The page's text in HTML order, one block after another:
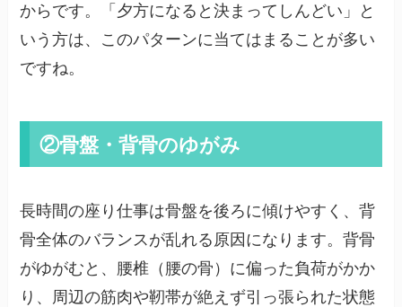
からです。「夕方になると決まってしんどい」と
いう方は、このパターンに当てはまることが多い
ですね。
②骨盤・背骨のゆがみ
長時間の座り仕事は骨盤を後ろに傾けやすく、背
骨全体のバランスが乱れる原因になります。背骨
がゆがむと、腰椎（腰の骨）に偏った負荷がかか
り、周辺の筋肉や靭帯が絶えず引っ張られた状態